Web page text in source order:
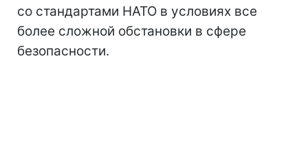
со стандартами НАТО в условиях все
более сложной обстановки в сфере
безопасности.